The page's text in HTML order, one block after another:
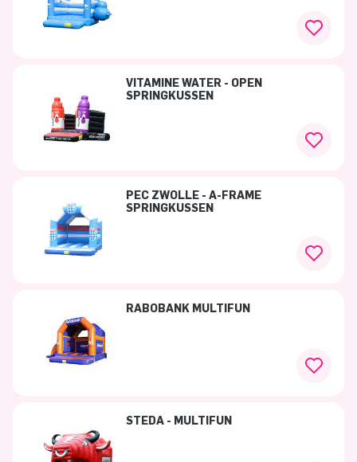
VITAMINE WATER - OPEN
SPRINGKUSSEN
PEC ZWOLLE - A-FRAME
SPRINGKUSSEN
RABOBANK MULTIFUN
STEDA - MULTIFUN